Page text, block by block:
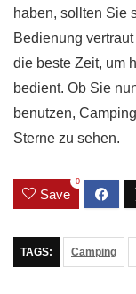
haben, sollten Sie
Bedienung
die beste Zeit, um
bedient. Ob Sie
benutzen,
Sterne zu sehen.
Save
0
TAGS: Camping